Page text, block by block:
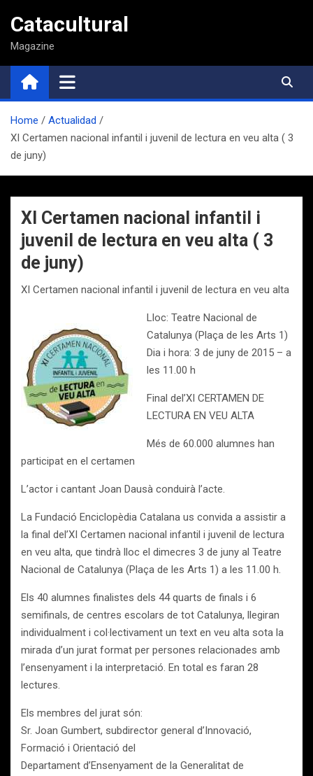
contenido
Catacultural
Magazine
Home
Actualidad
XI Certamen nacional infantil i juvenil de lectura en veu alta ( 3
de juny)
XI Certamen nacional infantil i
juvenil de lectura en veu alta ( 3
de juny)
XI Certamen nacional infantil i juvenil de lectura en veu alta
Lloc: Teatre Nacional de
Catalunya (Plaça de les Arts 1)
Dia i hora: 3 de juny de 2015 – a
les 11.00 h
Final del’XI CERTAMEN DE
LECTURA EN VEU ALTA
Més de 60.000 alumnes han
participat en el certamen
L’actor i cantant Joan Dausà conduirà l’acte.
La Fundació Enciclopèdia Catalana us convida a assistir a
la final del’XI Certamen nacional infantil i juvenil de lectura
en veu alta, que tindrà lloc el dimecres 3 de juny al Teatre
Nacional de Catalunya (Plaça de les Arts 1) a les 11.00 h.
Els 40 alumnes finalistes dels 44 quarts de finals i 6
semifinals, de centres escolars de tot Catalunya, llegiran
individualment i col·lectivament un text en veu alta sota la
mirada d’un jurat format per persones relacionades amb
l’ensenyament i la interpretació. En total es faran 28
lectures.
Els membres del jurat són:
Sr. Joan Gumbert, subdirector general d’Innovació,
Formació i Orientació del
Departament d’Ensenyament de la Generalitat de